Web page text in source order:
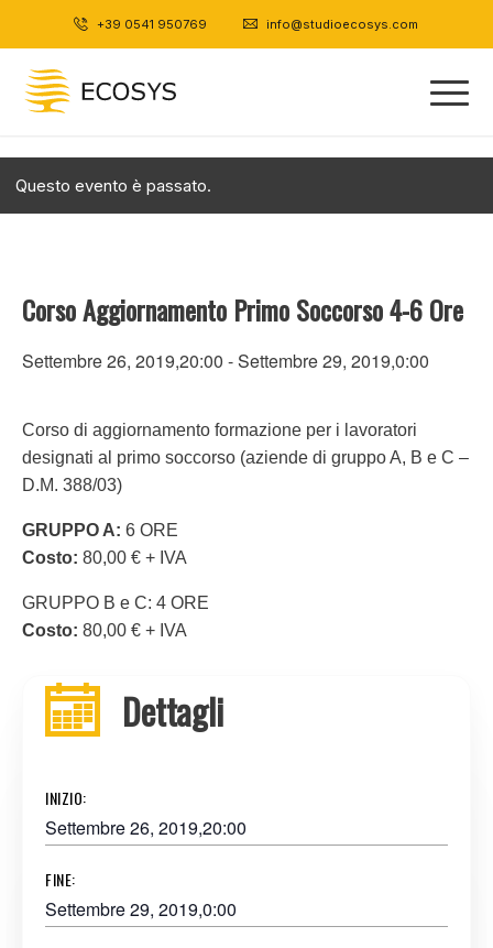
+39 0541 950769 info@studioecosys.com
Questo evento è passato.
Corso Aggiornamento Primo Soccorso 4-6 Ore
Settembre 26, 2019,20:00 -Settembre 29, 2019,0:00
Corso di aggiornamento formazione per i lavoratori
designati al primo soccorso (aziende di gruppo A, B e C –
D.M. 388/03)
GRUPPO A: 6 ORE
Costo: 80,00 € + IVA
GRUPPO B e C: 4 ORE
Costo: 80,00 € + IVA
Dettagli
INIZIO:
Settembre 26, 2019,20:00
FINE:
Settembre 29, 2019,0:00